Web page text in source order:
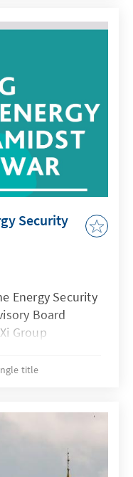
Security
Energy Security
Board
Group
title